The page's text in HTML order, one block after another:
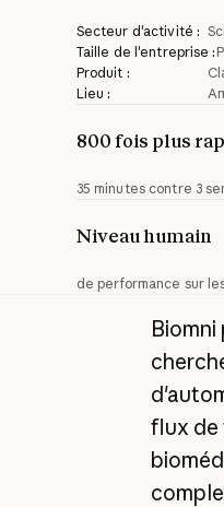
Secteur d'activité :
Taille de l'entreprise :
Produit :
Lieu :
800 fois plus
35 minutes contre 3
Niveau humain
de performance sur
flux de